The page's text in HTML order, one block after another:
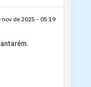
nov de 2025 - 05:19